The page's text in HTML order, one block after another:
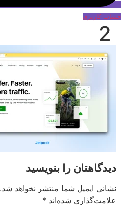
حساب کاربری
2
دیدگاهتان را بنویسید
نشانی ایمیل شما منتشر نخواهد شد.
علامت‌گذاری شده‌اند *